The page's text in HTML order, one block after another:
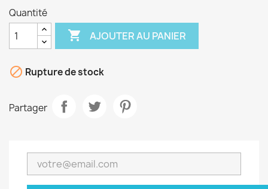
Quantité
 AJOUTER AU PANIER
 Rupture de stock
Partager